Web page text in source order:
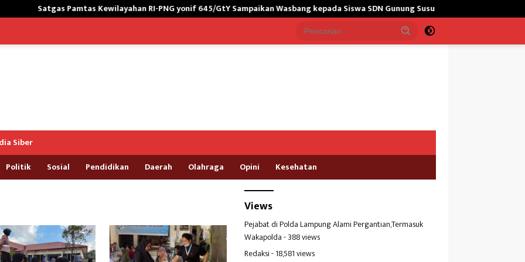
Pamtas Kewilayahan RI-PNG yonif 645/GtY Sampaikan Wasbang kepada Siswa SDN Gunung Susu Bangun Masjid,Satgas
Siber
Politik Sosial Pendidikan Daerah Olahraga Opini Kesehatan
Views
Pejabat di Polda Lampung Alami Pergantian,Termasuk
Wakapolda- 388 views
Redaksi- 18,581 views